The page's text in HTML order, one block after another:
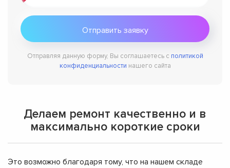
Отправляя данную форму, Вы соглашаетесь с политикой
конфиденциальности нашего сайта
Делаем ремонт качественно и в
максимально короткие сроки
Это возможно благодаря тому, что на нашем складе